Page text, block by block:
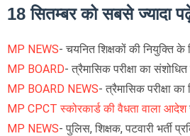
18 सितम्बर को सबसे ज्यादा
MP NEWS- चयनित शिक्षकों की नियुक्ति
MP BOARD- त्रैमासिक परीक्षा का
MP BOARD NEWS- त्रैमासिक परीक्षा
MP CPCT स्कोरकार्ड की वैधता वाला आदेश
MP NEWS- पुलिस, शिक्षक, पटवारी भर्ती